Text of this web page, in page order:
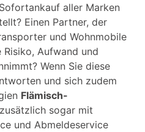
aller Marken
Einen Partner, der
und Wohnmobile
Aufwand und
Wenn Sie diese
und sich zudem
Flämisch-
sogar mit
und Abmeldeservice